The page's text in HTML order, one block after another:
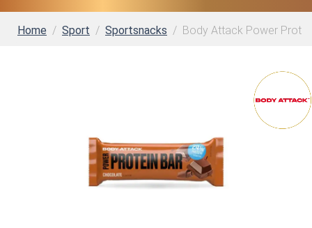
Home Sport Sportsnacks Body Attack Power